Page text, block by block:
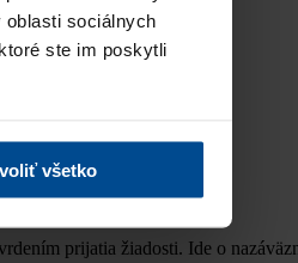
oblasti sociálnych
ste im poskytli
všetko
prijatia žiadosti. Ide o